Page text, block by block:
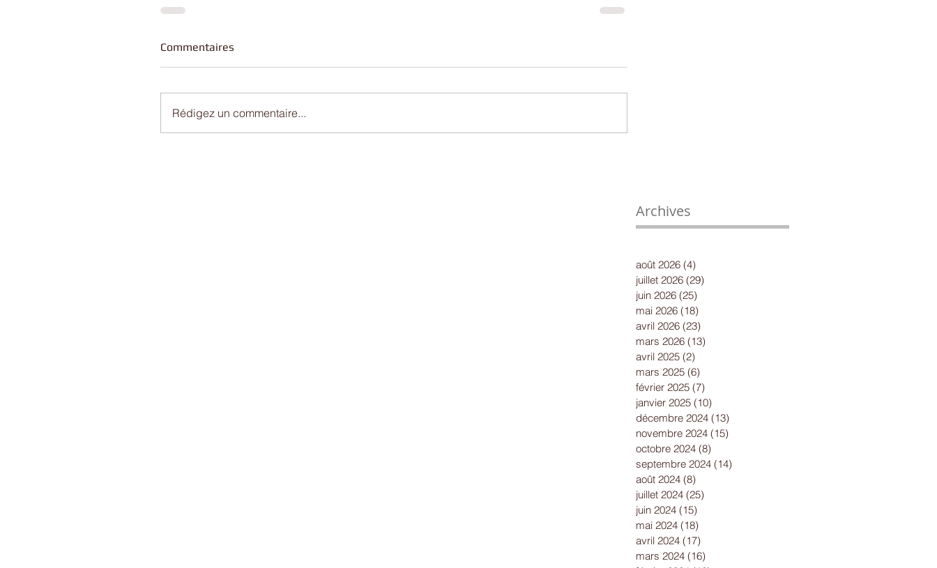
Commentaires
Rédigez un commentaire...
Archives
août 2026 (4)
juillet 2026 (29)
juin 2026 (25)
mai 2026 (18)
avril 2026 (23)
mars 2026 (13)
avril 2025 (2)
mars 2025 (6)
février 2025 (7)
janvier 2025 (10)
décembre 2024 (13)
novembre 2024 (15)
octobre 2024 (8)
septembre 2024 (14)
août 2024 (8)
juillet 2024 (25)
juin 2024 (15)
mai 2024 (18)
avril 2024 (17)
mars 2024 (16)